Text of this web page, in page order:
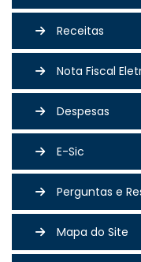
Receitas
Nota Fiscal
Despesas
E-Sic
Perguntas e
Mapa do Site